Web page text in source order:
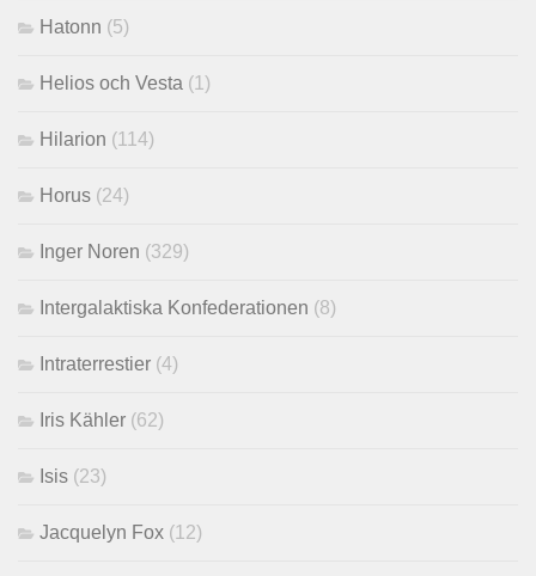
Hatonn (5)
Helios och Vesta (1)
Hilarion (114)
Horus (24)
Inger Noren (329)
Intergalaktiska Konfederationen (8)
Intraterrestier (4)
Iris Kähler (62)
Isis (23)
Jacquelyn Fox (12)